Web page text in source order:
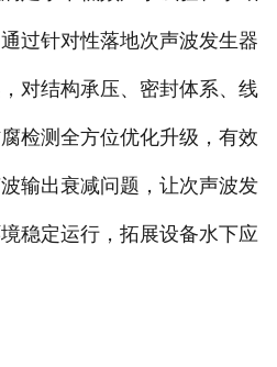
关于我们
联系我们
过针对性落地次声波发生器
对结构承压、密封体系、线
检测全方位优化升级，有效
输出衰减问题，让次声波发
稳定运行，拓展设备水下应